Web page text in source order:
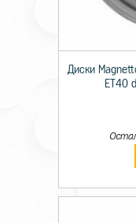
Диски
ET40